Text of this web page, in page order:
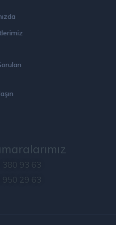
380 93 63
950 29 63